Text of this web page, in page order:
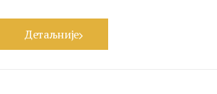
Детаљније